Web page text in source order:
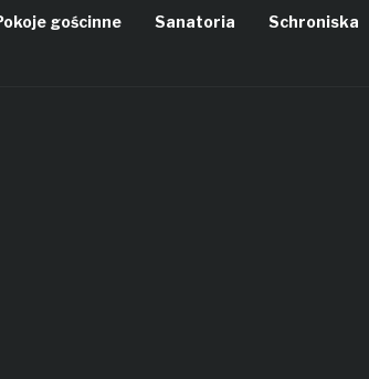
gościnne Sanatoria Schroniska